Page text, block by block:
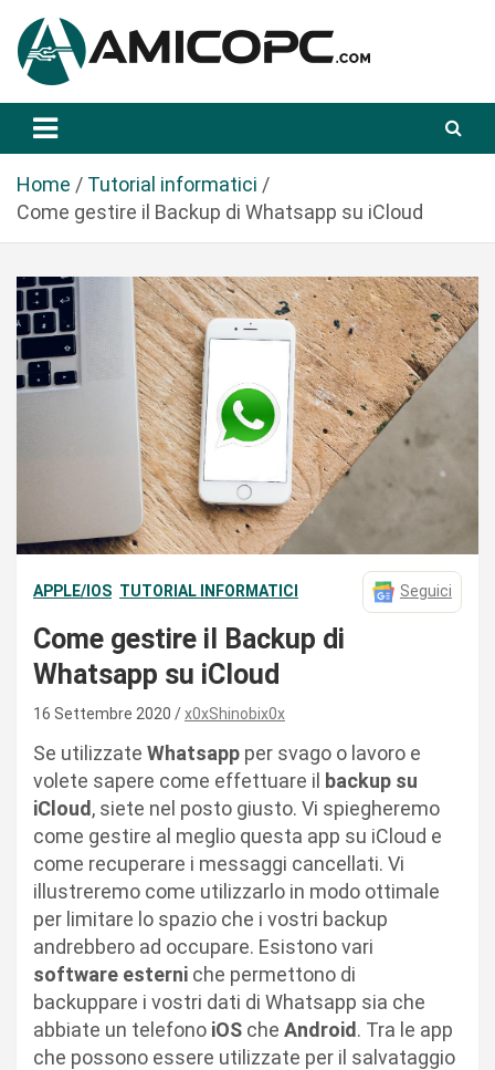
a
Amicopc.com
Home
Tutorial informatici
Come gestire il Backup di Whatsapp su iCloud
APPLE/IOS TUTORIAL INFORMATICI Seguici
Come gestire il Backup di
Whatsapp su iCloud
16 Settembre 2020 x0xShinobix0x
Se utilizzate Whatsapp per svago o lavoro e
volete sapere come effettuare il backup su
iCloud, siete nel posto giusto. Vi spiegheremo
come gestire al meglio questa app su iCloud e
come recuperare i messaggi cancellati. Vi
illustreremo come utilizzarlo in modo ottimale
per limitare lo spazio che i vostri backup
andrebbero ad occupare. Esistono vari
software esterni che permettono di
backuppare i vostri dati di Whatsapp sia che
abbiate un telefono iOS che Android. Tra le app
che possono essere utilizzate per il salvataggio